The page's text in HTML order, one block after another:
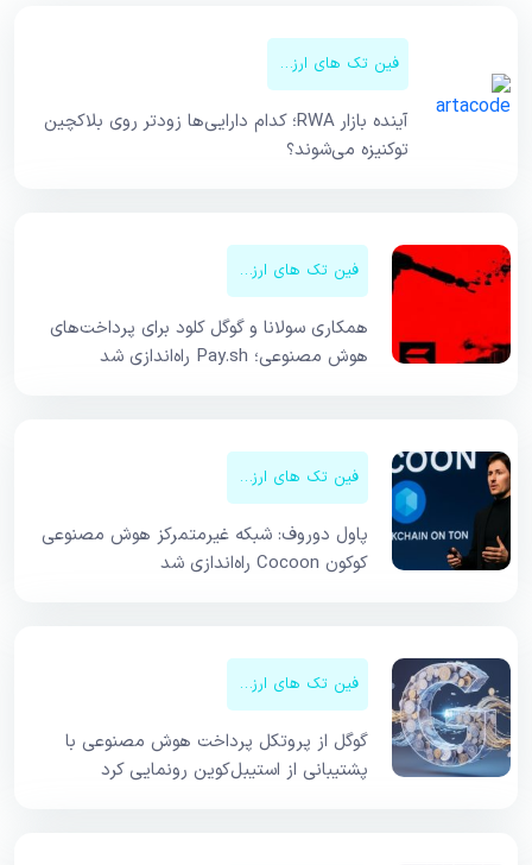
فین تک های ارزهای دیجیتال
آینده بازار RWA؛ کدام دارایی‌ها زودتر روی بلاکچین
توکنیزه می‌شوند؟
فین تک های ارزهای دیجیتال
همکاری سولانا و گوگل کلود برای پرداخت‌های
هوش مصنوعی؛ Pay.sh راه‌اندازی شد
فین تک های ارزهای دیجیتال
پاول دوروف: شبکه غیرمتمرکز هوش مصنوعی
کوکون Cocoon راه‌اندازی شد
فین تک های ارزهای دیجیتال
گوگل از پروتکل پرداخت هوش مصنوعی با
پشتیبانی از استیبل‌کوین رونمایی کرد